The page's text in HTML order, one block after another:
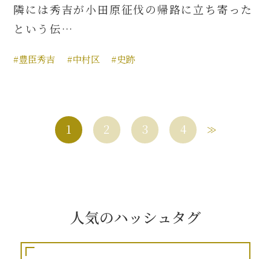
隣には秀吉が小田原征伐の帰路に立ち寄った
という伝…
#豊臣秀吉 #中村区 #史跡
1 2 3 4
人気のハッシュタグ